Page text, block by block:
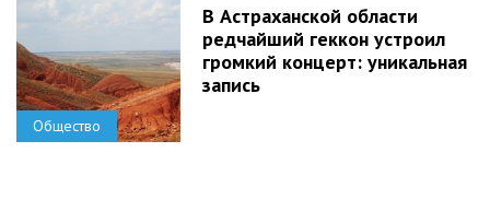
Общество
В Астраханской области
редчайший геккон устроил
громкий концерт: уникальная
запись